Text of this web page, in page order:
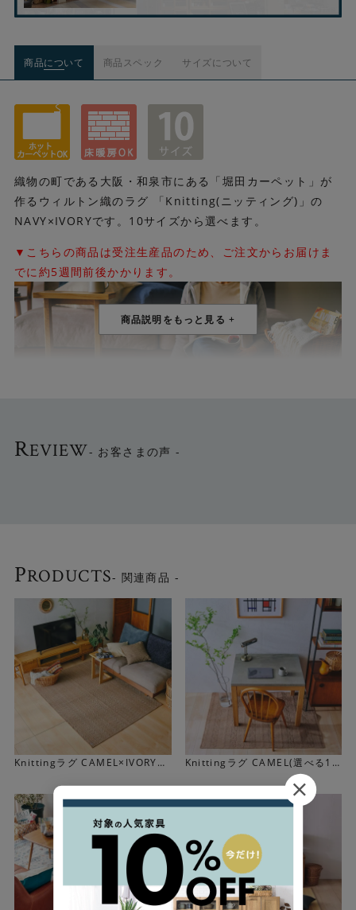
商品について 商品スペック サイズについて
織物の町である大阪・和泉市にある「堀田カーペット」が
作るウィルトン織のラグ 「Knitting(ニッティング)」の
NAVY×IVORYです。10サイズから選べます。
▼こちらの商品は受注生産品のため、ご注文からお届けま
でに約5週間前後かかります。
REVIEW- お客さまの声 -
PRODUCTS- 関連商品 -
Knittingラグ CAMEL×IVORY
Knittingラグ CAMEL(選べる10